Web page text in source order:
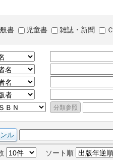
書 児童書 雑誌・新聞
ソート順